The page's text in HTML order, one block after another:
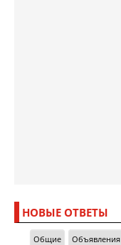
НОВЫЕ ОТВЕТЫ
Общие Объявления